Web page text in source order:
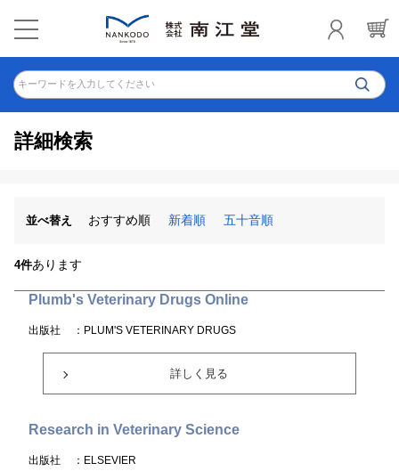
キーワードを入力してください
詳細検索
並べ替え おすすめ順 新着順 五十音順
4件あります
Plumb's Veterinary Drugs Online
出版社 ：PLUM'S VETERINARY DRUGS
詳しく見る
Research in Veterinary Science
出版社 ：ELSEVIER